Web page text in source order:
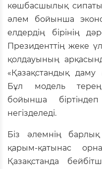
көшбасшылық
әлем бойынша
елдердің бірінің
Президенттің жеке
қолдауының
«Қазақстандық даму
Бұл модель
бойынша
негізделеді.
Біз әлемнің
қарым-қатынас
Қазақстанда